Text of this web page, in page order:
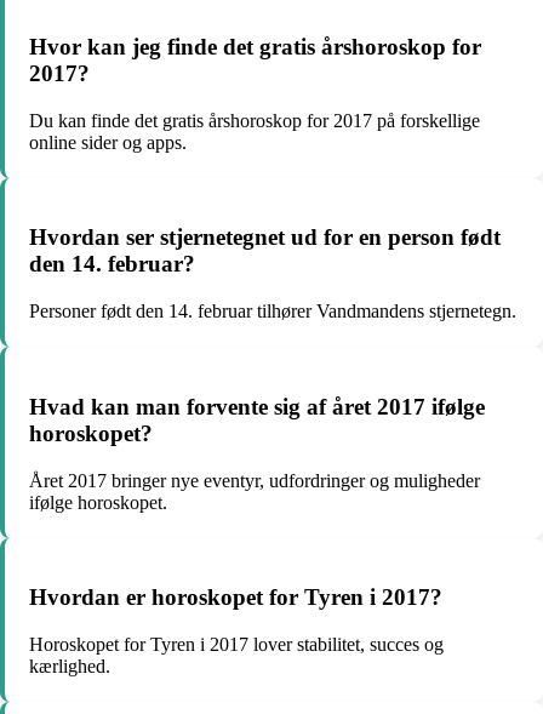
Hvor kan jeg finde det gratis årshoroskop for
2017?
Du kan finde det gratis årshoroskop for 2017 på forskellige
online sider og apps.
Hvordan ser stjernetegnet ud for en person født
den 14. februar?
Personer født den 14. februar tilhører Vandmandens stjernetegn.
Hvad kan man forvente sig af året 2017 ifølge
horoskopet?
Året 2017 bringer nye eventyr, udfordringer og muligheder
ifølge horoskopet.
Hvordan er horoskopet for Tyren i 2017?
Horoskopet for Tyren i 2017 lover stabilitet, succes og
kærlighed.